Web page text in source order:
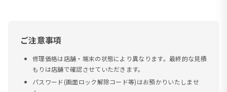
ご注意事項
修理価格は店舗・端末の状態により異なります。最終的な見積
もりは店舗で確認させていただきます。
パスワード(画面ロック解除コード等)はお預かりいたしませ